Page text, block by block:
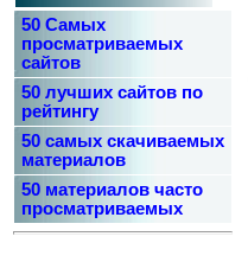
50 Самых
просматриваемых
сайтов
50 лучших сайтов по
рейтингу
50 самых скачиваемых
материалов
50 материалов часто
просматриваемых